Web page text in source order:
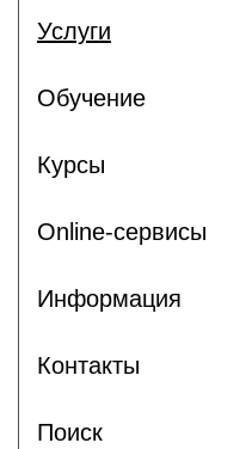
Услуги
Обучение
Курсы
Online-сервисы
Информация
Контакты
Поиск